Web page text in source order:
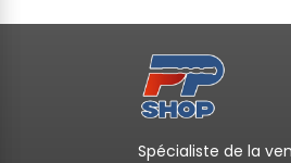
Spécialiste de la